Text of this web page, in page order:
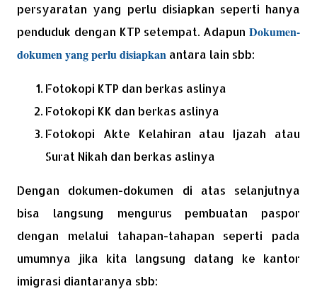
persyaratan yang perlu disiapkan seperti hanya
penduduk dengan KTP setempat. Adapun Dokumen-
dokumen yang perlu disiapkan antara lain sbb:
Fotokopi KTP dan berkas aslinya
Fotokopi KK dan berkas aslinya
Fotokopi Akte Kelahiran atau Ijazah atau
Surat Nikah dan berkas aslinya
Dengan dokumen-dokumen di atas selanjutnya
bisa langsung mengurus pembuatan paspor
dengan melalui tahapan-tahapan seperti pada
umumnya jika kita langsung datang ke kantor
imigrasi diantaranya sbb: